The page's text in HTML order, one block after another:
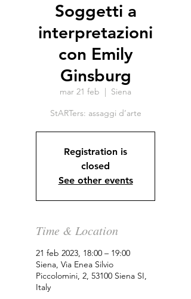
Soggetti a
interpretazioni
con Emily
Ginsburg
mar 21 feb
  |
Siena
StARTers: assaggi d’arte
Registration is
closed
See other events
Time & Location
21 feb 2023, 18:00 – 19:00
Siena, Via Enea Silvio
Piccolomini, 2, 53100 Siena SI,
Italy